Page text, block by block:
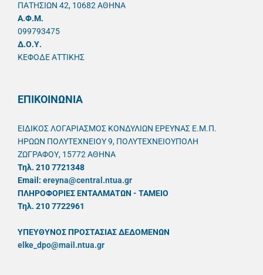
ΠΑΤΗΣΙΩΝ 42, 10682 ΑΘΗΝΑ
A.Φ.Μ.
099793475
Δ.Ο.Υ.
ΚΕΦΟΔΕ ΑΤΤΙΚΗΣ
ΕΠΙΚΟΙΝΩΝΙΑ
ΕΙΔΙΚΟΣ ΛΟΓΑΡΙΑΣΜΟΣ ΚΟΝΔΥΛΙΩΝ ΕΡΕΥΝΑΣ Ε.Μ.Π.
ΗΡΩΩΝ ΠΟΛΥΤΕΧΝΕΙΟΥ 9, ΠΟΛΥΤΕΧΝΕΙΟΥΠΟΛΗ
ΖΩΓΡΑΦΟΥ, 15772 ΑΘΗΝΑ
Τηλ. 210 7721348
Email: ereyna@central.ntua.gr
ΠΛΗΡΟΦΟΡΙΕΣ ΕΝΤΑΛΜΑΤΩΝ - ΤΑΜΕΙΟ
Τηλ. 210 7722961
ΥΠΕΥΘYΝΟΣ ΠΡΟΣΤΑΣΙΑΣ ΔΕΔΟΜΕΝΩΝ
elke_dpo@mail.ntua.gr